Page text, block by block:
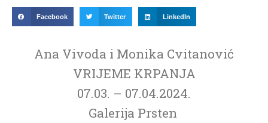
Facebook Twitter LinkedIn
Ana Vivoda i Monika Cvitanović
VRIJEME KRPANJA
07.03. – 07.04.2024.
Galerija Prsten